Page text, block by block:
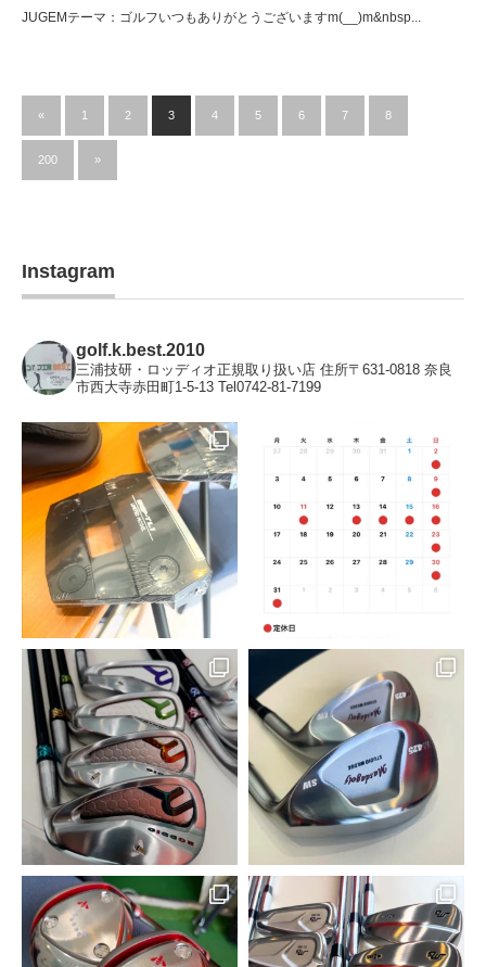
JUGEMテーマ：ゴルフいつもありがとうございますm(__)m&nbsp...
« 1 2 3 4 5 6 7 8
200 »
Instagram
golf.k.best.2010
三浦技研・ロッディオ正規取り扱い店 住所〒631-0818 奈良
市西大寺赤田町1-5-13 Tel0742-81-7199